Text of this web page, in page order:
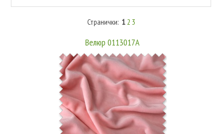
Странички: 1 2 3
Велюр 0113017А